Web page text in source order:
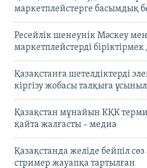
маркетплейстерге басымдық
Ресейлік шенеунік Мәскеу
маркетплейстерді біріктірмек
Қазақстанға шетелдіктерді
кіргізу жобасы талқыға
Қазақстан мұнайын КҚК
қайта жалғасты – медиа
Қазақстанда желіде бейпіл
стример жауапқа тартылған